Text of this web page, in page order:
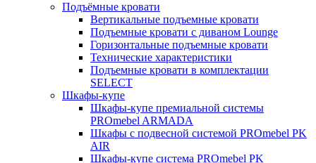
Подъёмные кровати
Вертикальные подъемные кровати
Подъемные кровати с диваном Lounge
Горизонтальные подъемные кровати
Технические характеристики
Подъемные кровати в комплектации
SELECT
Шкафы-купе
Шкафы-купе премиальной системы
PROmebel ARMADA
Шкафы с подвесной системой PROmebel PK
AIR
Шкафы-купе система PROmebel PK